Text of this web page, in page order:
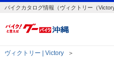
バイクカタログ情報（ヴィクトリー（
ヴィクトリー | Victory ＞